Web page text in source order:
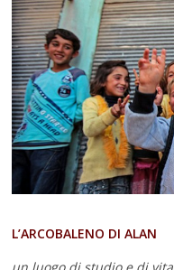
L’ARCOBALENO DI ALAN